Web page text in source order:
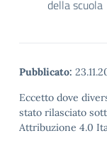
della scuola
Pubblicato:
Eccetto dove
stato rilasciato
Attribuzione 4.0